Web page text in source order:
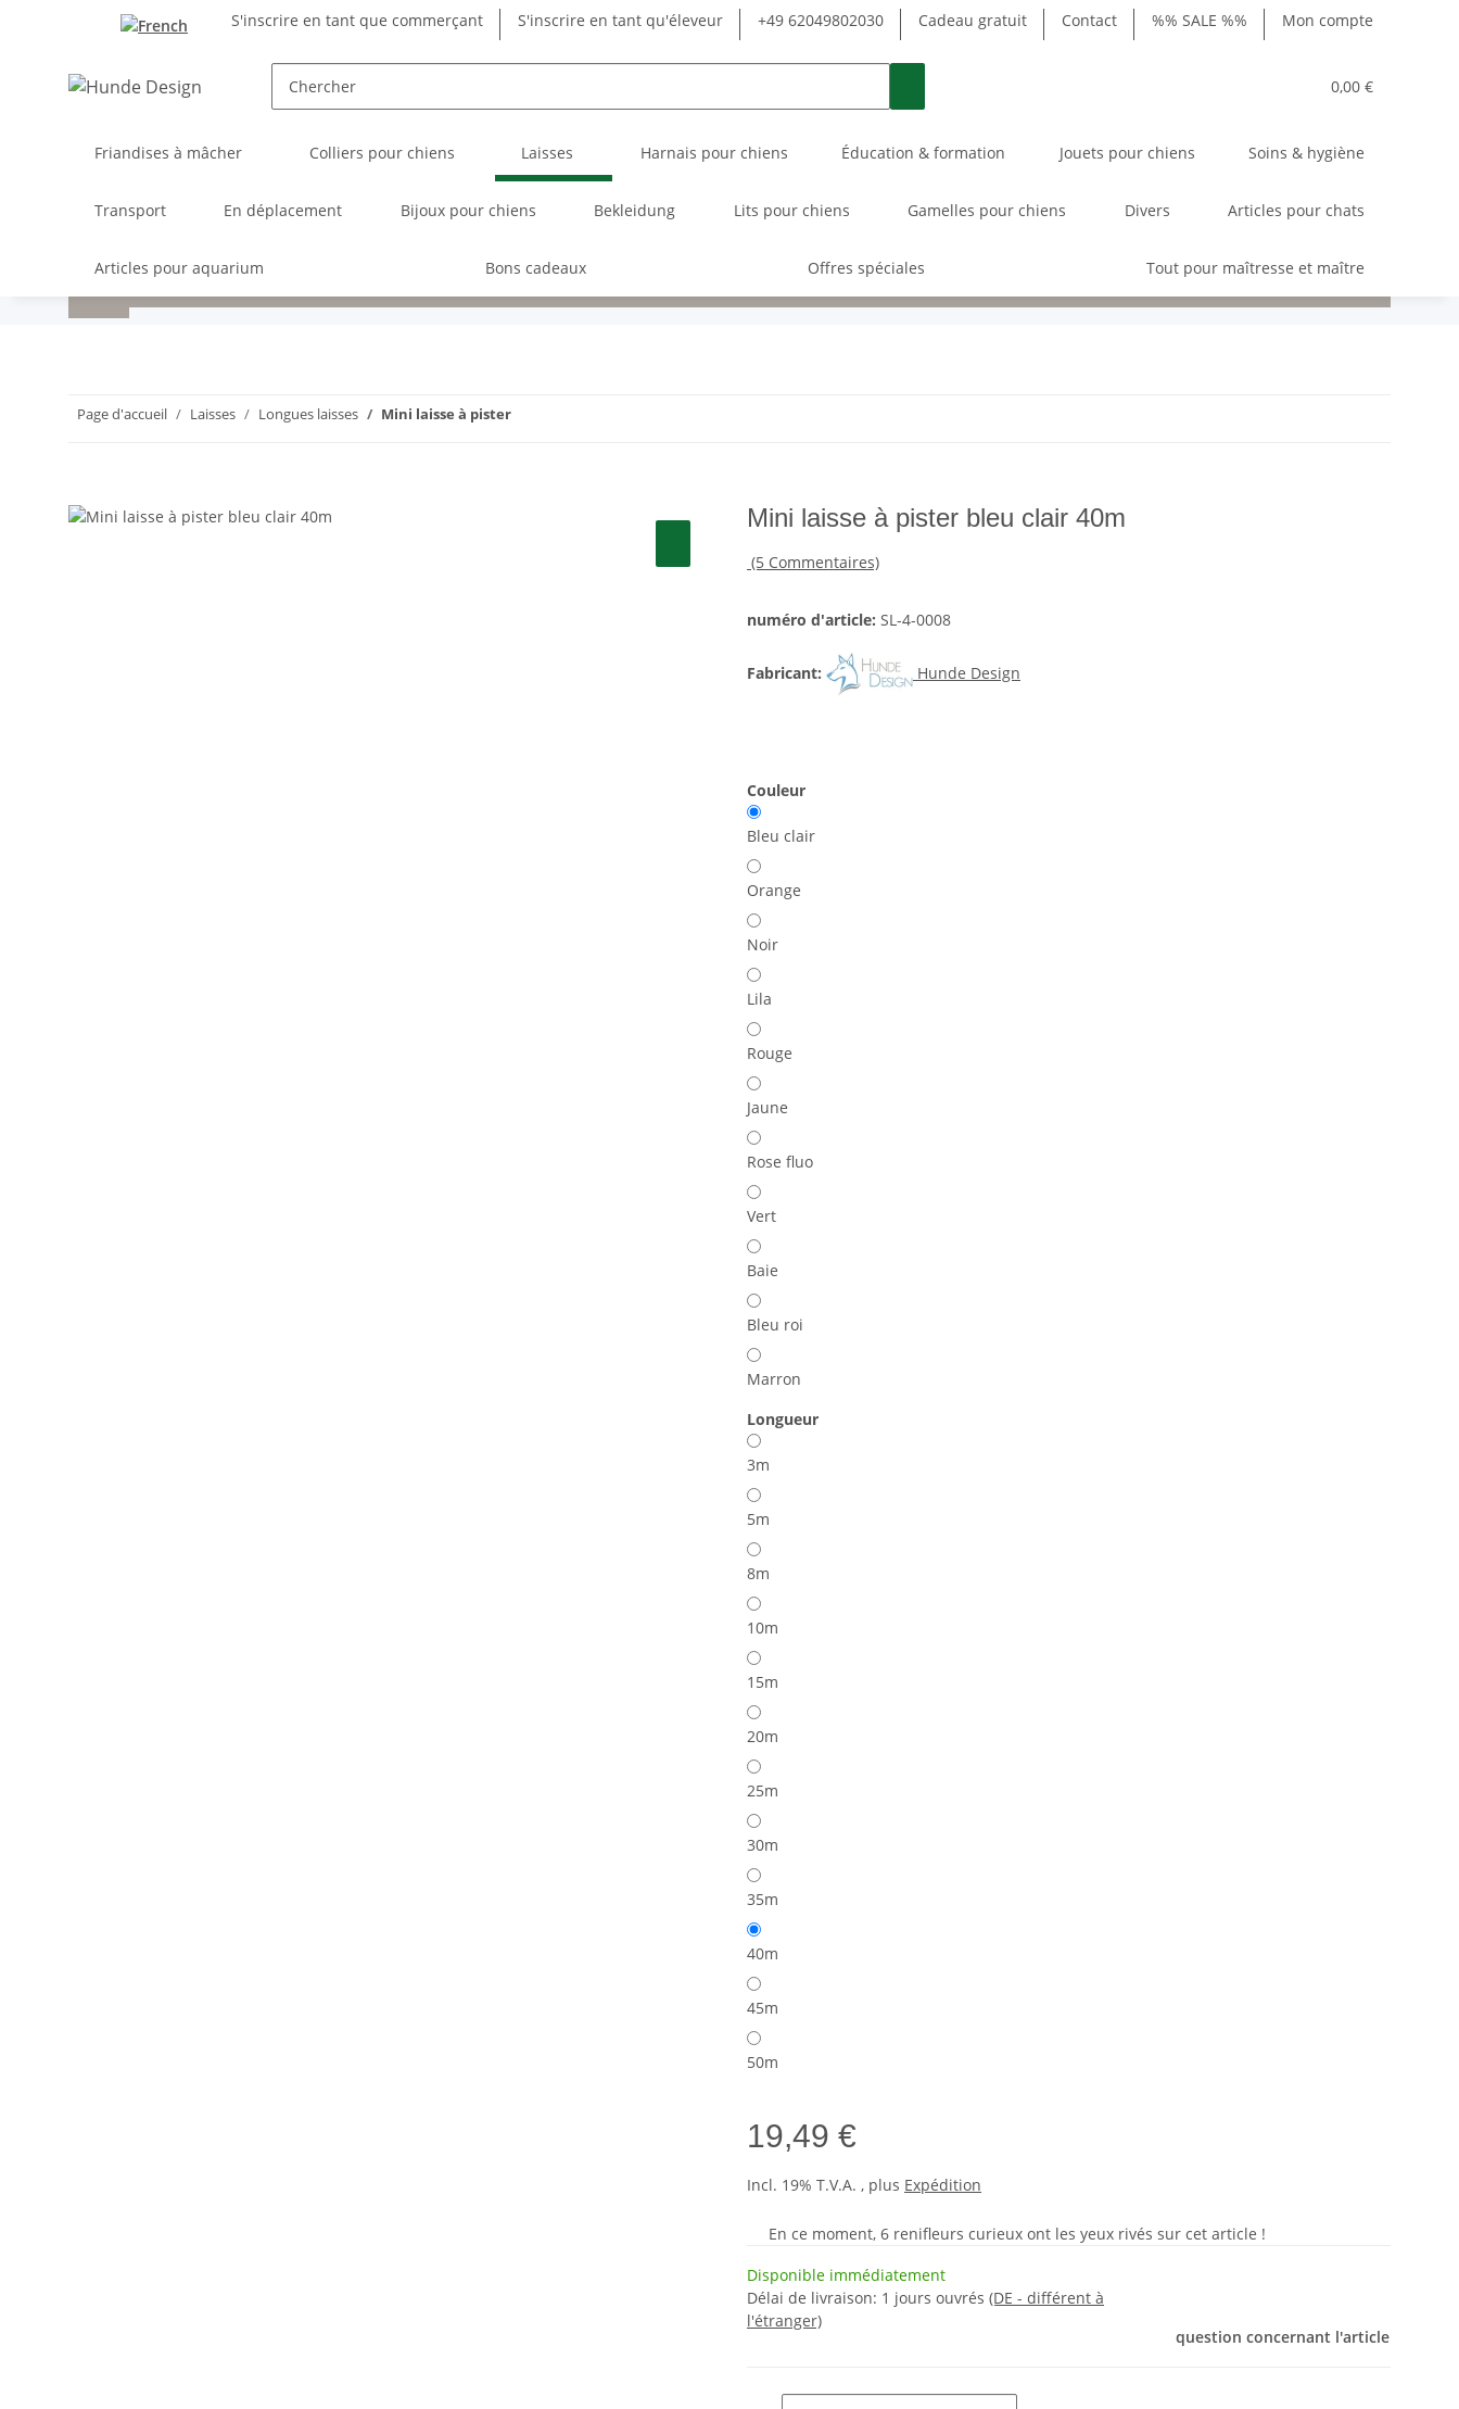
S'inscrire en tant que commerçant S'inscrire en tant qu'éleveur +49 62049802030 Cadeau gratuit Contact %% SALE %% Mon compte
0,00 €
Friandises à mâcher Colliers pour chiens Laisses Harnais pour chiens Éducation & formation Jouets pour chiens Soins & hygiène
Transport En déplacement Bijoux pour chiens Bekleidung Lits pour chiens Gamelles pour chiens Divers Articles pour chats
Articles pour aquarium Bons cadeaux Offres spéciales Tout pour maîtresse et maître
Page d'accueil Laisses Longues laisses Mini laisse à pister
Mini laisse à pister bleu clair 40m
(5 Commentaires)
numéro d'article: SL-4-0008
Fabricant: Hunde Design
Couleur
Bleu clair
Orange
Noir
Lila
Rouge
Jaune
Rose fluo
Vert
Baie
Bleu roi
Marron
Longueur
3m
5m
8m
10m
15m
20m
25m
30m
35m
40m
45m
50m
19,49 €
Incl. 19% T.V.A. , plus Expédition
En ce moment, 6 renifleurs curieux ont les yeux rivés sur cet article !
Disponible immédiatement
Délai de livraison: 1 jours ouvrés (DE - différent à
l'étranger)
question concernant l'article